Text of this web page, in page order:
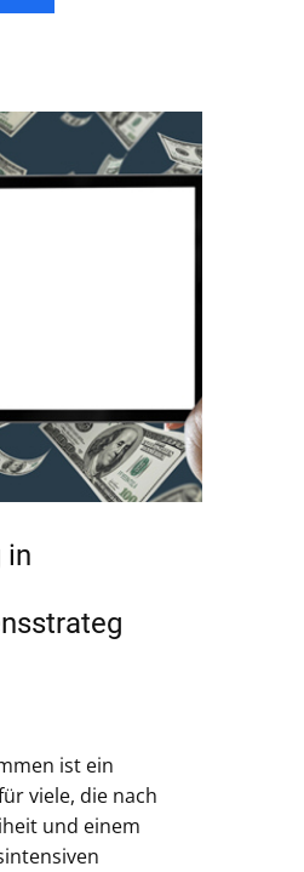
in
ist ein
viele, die nach
und einem